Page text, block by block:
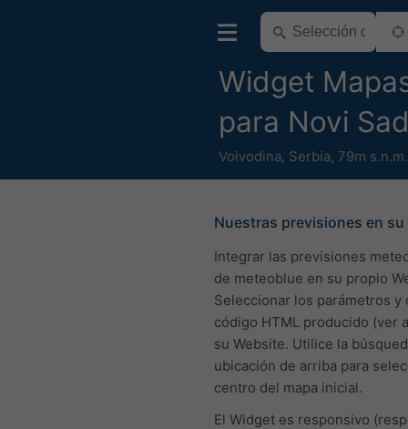
Widget
para Novi
Voivodina, Serbia, 79m s.n.m.
Nuestras previsiones en
Integrar las previsiones
de meteoblue en su propio
Seleccionar los parámetros y
código HTML producido (ver
su Website. Utilice la
ubicación de arriba para
centro del mapa inicial.
El Widget es responsivo